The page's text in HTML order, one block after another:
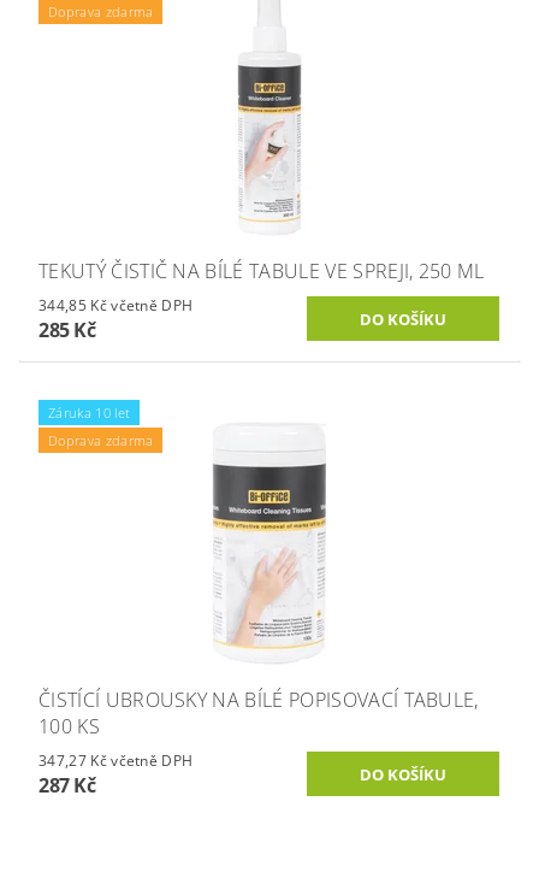
Doprava zdarma
TEKUTÝ ČISTIČ NA BÍLÉ TABULE VE SPREJI, 250 ML
344,85 Kč včetně DPH
285 Kč
Záruka 10 let
Doprava zdarma
ČISTÍCÍ UBROUSKY NA BÍLÉ POPISOVACÍ TABULE,
100 KS
347,27 Kč včetně DPH
287 Kč